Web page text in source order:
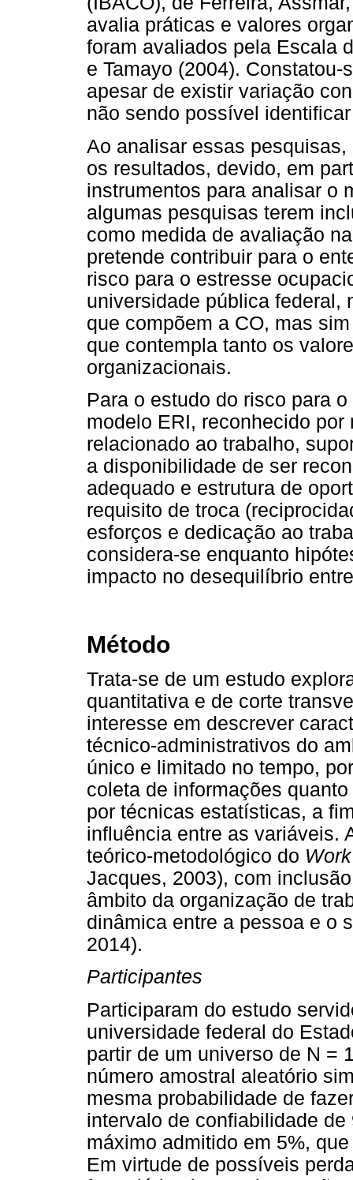
avalia práticas e valores
foram avaliados pela Escala
e Tamayo (2004).
apesar de existir variação
não sendo possível
Ao analisar essas
os resultados, devido, em
instrumentos para analisar o
algumas pesquisas terem
como medida de avaliação
pretende contribuir para o
risco para o estresse
universidade pública federal,
que compõem a CO, mas
que contempla tanto os
organizacionais.
Para o estudo do risco para
modelo ERI, reconhecido
relacionado ao trabalho,
a disponibilidade de ser
adequado e estrutura de
requisito de troca
esforços e dedicação ao
considera-se enquanto
impacto no desequilíbrio
Método
Trata-se de um estudo
quantitativa e de corte
interesse em descrever
técnico-administrativos do
único e limitado no tempo,
coleta de informações
por técnicas estatísticas, a
influência entre as variáveis.
teórico-metodológico do
Jacques, 2003), com
âmbito da organização de
dinâmica entre a pessoa e o
2014).
Participantes
Participaram do estudo
universidade federal do
partir de um universo de N =
número amostral aleatório
mesma probabilidade de
intervalo de confiabilidade
máximo admitido em 5%,
Em virtude de possíveis